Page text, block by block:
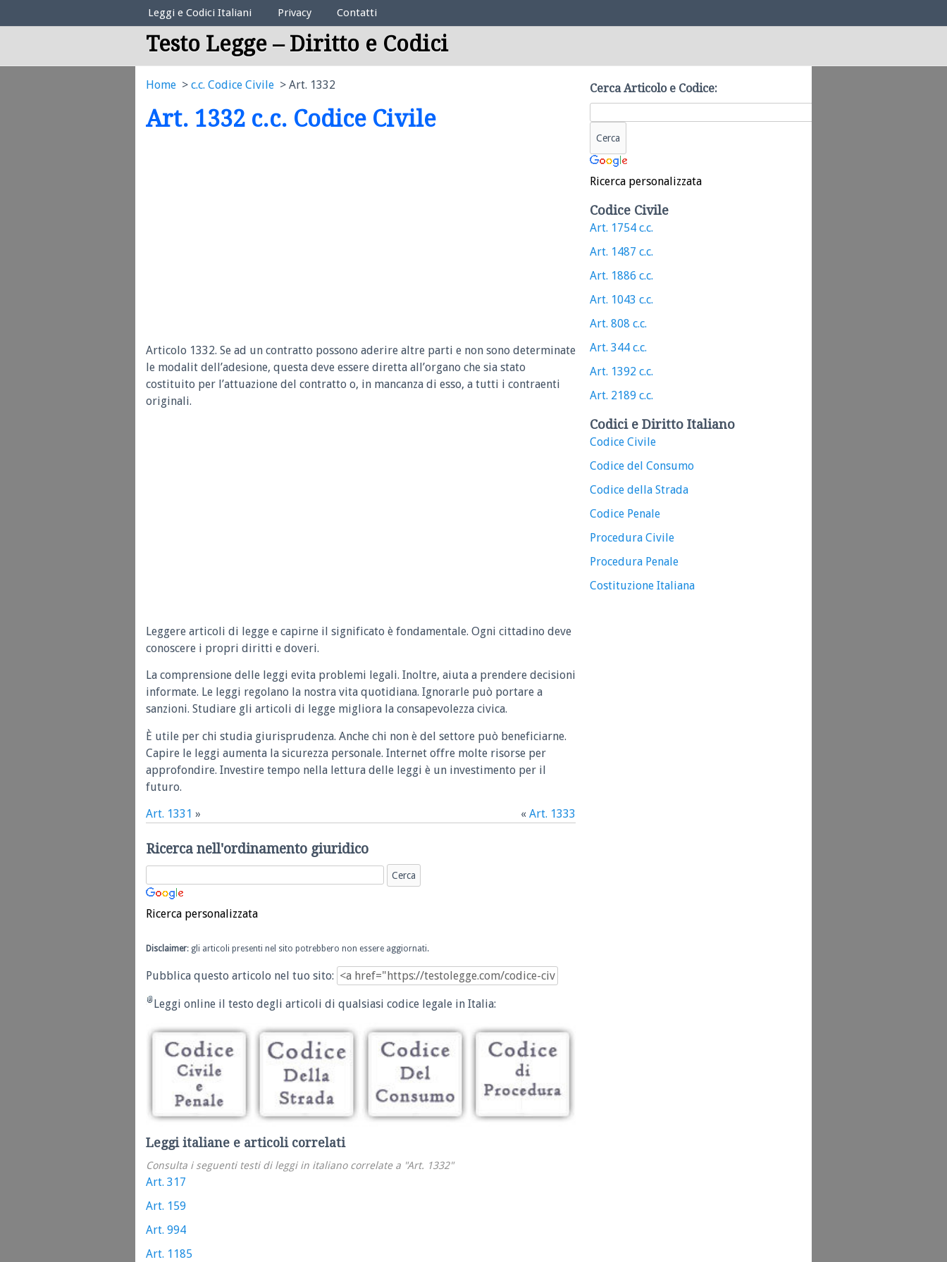
Elenco Codici Legali
Leggi e Codici Italiani Privacy Contatti
Testo Legge – Diritto e Codici
Home c.c. Codice Civile Art. 1332
Art. 1332 c.c. Codice Civile
Articolo 1332. Se ad un contratto possono aderire altre parti e non sono determinate
le modalit dell’adesione, questa deve essere diretta all’organo che sia stato
costituito per l’attuazione del contratto o, in mancanza di esso, a tutti i contraenti
originali.
Leggere articoli di legge e capirne il significato è fondamentale. Ogni cittadino deve
conoscere i propri diritti e doveri.
La comprensione delle leggi evita problemi legali. Inoltre, aiuta a prendere decisioni
informate. Le leggi regolano la nostra vita quotidiana. Ignorarle può portare a
sanzioni. Studiare gli articoli di legge migliora la consapevolezza civica.
È utile per chi studia giurisprudenza. Anche chi non è del settore può beneficiarne.
Capire le leggi aumenta la sicurezza personale. Internet offre molte risorse per
approfondire. Investire tempo nella lettura delle leggi è un investimento per il
futuro.
Art. 1331 » « Art. 1333
Ricerca nell'ordinamento giuridico
Ricerca personalizzata
Disclaimer: gli articoli presenti nel sito potrebbero non essere aggiornati.
Pubblica questo articolo nel tuo sito:
Leggi online il testo degli articoli di qualsiasi codice legale in Italia:
Leggi italiane e articoli correlati
Consulta i seguenti testi di leggi in italiano correlate a "Art. 1332"
Art. 317
Art. 159
Art. 994
Art. 1185
Cerca Articolo e Codice:
Ricerca personalizzata
Codice Civile
Art. 1754 c.c.
Art. 1487 c.c.
Art. 1886 c.c.
Art. 1043 c.c.
Art. 808 c.c.
Art. 344 c.c.
Art. 1392 c.c.
Art. 2189 c.c.
Codici e Diritto Italiano
Codice Civile
Codice del Consumo
Codice della Strada
Codice Penale
Procedura Civile
Procedura Penale
Costituzione Italiana